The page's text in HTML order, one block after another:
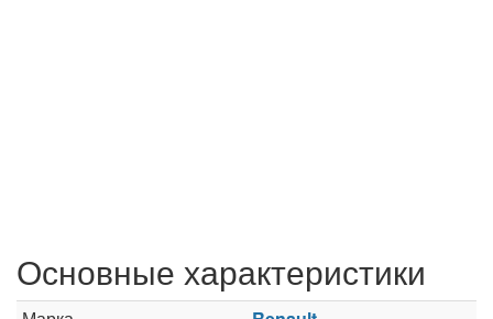
Основные характеристики